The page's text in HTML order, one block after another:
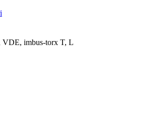
VDE, imbus-torx T, L